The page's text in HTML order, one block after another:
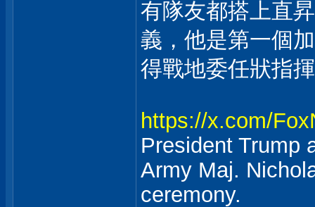
有隊友都搭上直
義，他是第一個
得戰地委任狀指
https://x.com/
President Trump
Army Maj.
ceremony.